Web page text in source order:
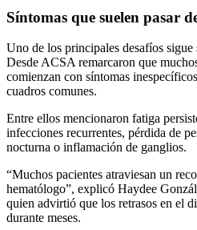
Síntomas que suelen pasar
Uno de los principales desafíos
Desde ACSA remarcaron que
comienzan con síntomas
cuadros comunes.
Entre ellos mencionaron fatiga
infecciones recurrentes, pérdida de
nocturna o inflamación de ganglios.
“Muchos pacientes atraviesan un
hematólogo”, explicó Haydee
quien advirtió que los retrasos en el
durante meses.